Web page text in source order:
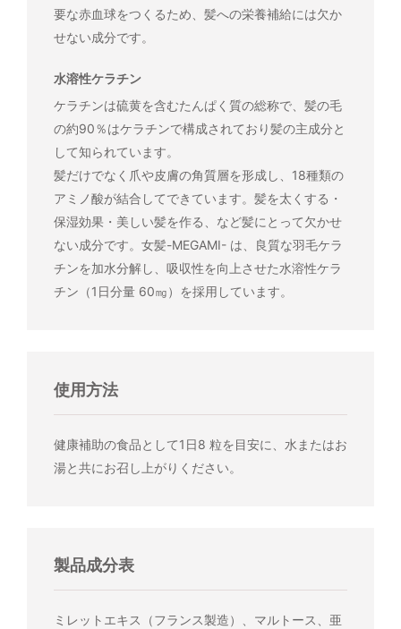
要な赤血球をつくるため、髪への栄養補給には欠か
せない成分です。
水溶性ケラチン
ケラチンは硫黄を含むたんぱく質の総称で、髪の毛
の約90％はケラチンで構成されており髪の主成分と
して知られています。
髪だけでなく爪や皮膚の角質層を形成し、18種類の
アミノ酸が結合してできています。髪を太くする・
保湿効果・美しい髪を作る、など髪にとって欠かせ
ない成分です。女髪-MEGAMI- は、良質な羽毛ケラ
チンを加水分解し、吸収性を向上させた水溶性ケラ
チン（1日分量 60㎎）を採用しています。
使用方法
健康補助の食品として1日8 粒を目安に、水またはお
湯と共にお召し上がりください。
製品成分表
ミレットエキス（フランス製造）、マルトース、亜